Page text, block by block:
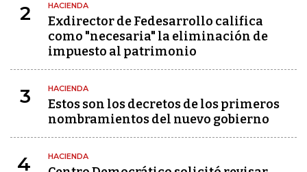
2 HACIENDA
Exdirector de Fedesarrollo califica
como "necesaria" la eliminación de
impuesto al patrimonio
3 HACIENDA
Estos son los decretos de los primeros
nombramientos del nuevo gobierno
4 HACIENDA